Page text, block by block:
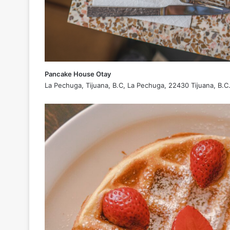
Pancake House Otay
La Pechuga, Tijuana, B.C, La Pechuga, 22430 Tijuana, B.C.